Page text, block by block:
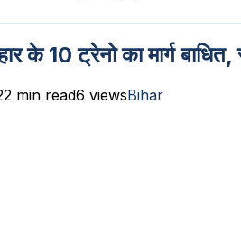
के 10 ट्रेनो का मार्ग
2 min read6 viewsBihar